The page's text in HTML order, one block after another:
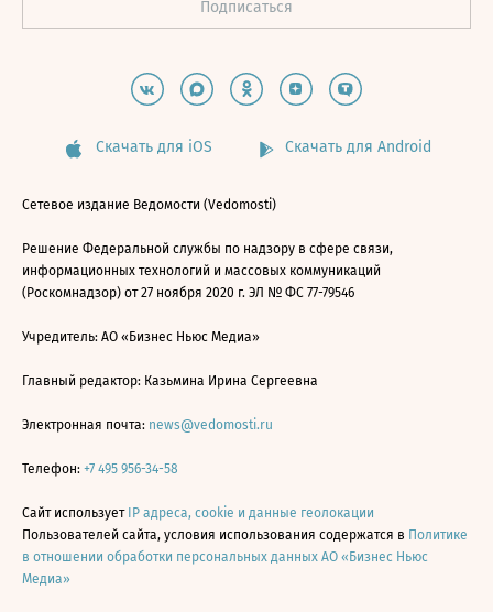
Скачать для iOS Скачать для Android
Сетевое издание Ведомости (Vedomosti)
Решение Федеральной службы по надзору в сфере связи,
информационных технологий и массовых коммуникаций
(Роскомнадзор) от 27 ноября 2020 г. ЭЛ № ФС 77-79546
Учредитель: АО «Бизнес Ньюс Медиа»
Главный редактор: Казьмина Ирина Сергеевна
Электронная почта: news@vedomosti.ru
Телефон: +7 495 956-34-58
Сайт использует IP адреса, cookie и данные геолокации
Пользователей сайта, условия использования содержатся в Политике
в отношении обработки персональных данных АО «Бизнес Ньюс
Медиа»